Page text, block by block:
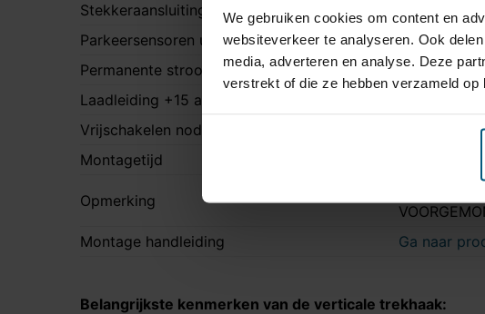
We gebruiken cookies om content en
websiteverkeer te analyseren. Ook
media, adverteren en analyse. Deze
verstrekt of die ze hebben verzameld
Stekkeraansluiting
Zonder
Parkeersensoren uitschakeling
Nee
Permanente stroom +30 aanwezig
Als extra
Laadleiding +15 aanwezig
Vrijschakelen nodig
Montagetijd
Opmerking
Montage handleiding
Ga naar
Belangrijkste kenmerken van de verticale trekhaak: